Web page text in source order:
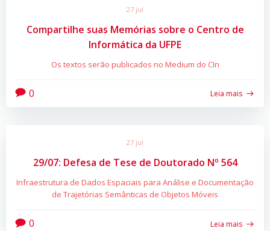
27 jul
Compartilhe suas Memórias sobre o Centro de
Informática da UFPE
Os textos serão publicados no Medium do CIn
0 Leia mais
27 jul
29/07: Defesa de Tese de Doutorado Nº 564
Infraestrutura de Dados Espaciais para Análise e Documentação
de Trajetórias Semânticas de Objetos Móveis
0 Leia mais